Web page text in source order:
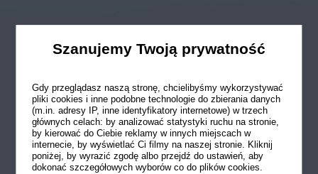
Odwiedź nasze profile w social
mediach
Szanujemy Twoją prywatność
Gdy przeglądasz naszą stronę, chcielibyśmy wykorzystywać
pliki cookies i inne podobne technologie do zbierania danych
(m.in. adresy IP, inne identyfikatory internetowe) w trzech
głównych celach: by analizować statystyki ruchu na stronie,
by kierować do Ciebie reklamy w innych miejscach w
internecie, by wyświetlać Ci filmy na naszej stronie. Kliknij
poniżej, by wyrazić zgodę albo przejdź do ustawień, aby
dokonać szczegółowych wyborów co do plików cookies.